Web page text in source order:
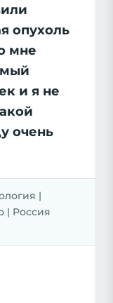
опухоль
мне
и я не
очень
|
| Россия